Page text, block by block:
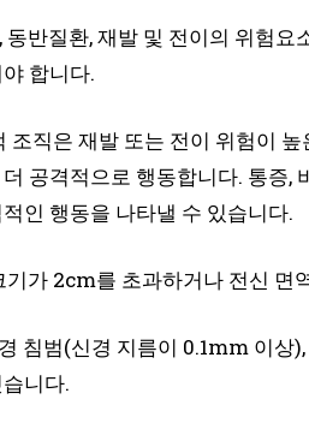
반질환, 재발 및 전이의 위험
합니다.
조직은 재발 또는 전이 위험이
공격적으로 행동합니다. 통증,
인 행동을 나타낼 수 있습니다.
기가 2cm를 초과하거나 전신 면
침범(신경 지름이 0.1mm 이상
니다.